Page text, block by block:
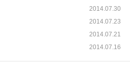
2014.07.30
2014.07.23
2014.07.21
2014.07.16